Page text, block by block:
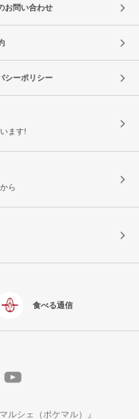
お問い合わせ
シーポリシー
ます!
ら
食べる通信
ルシェ（ポケマル）』